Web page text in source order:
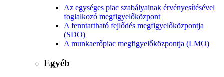
Az egységes piac szabályainak érvényesítésével
foglalkozó megfigyelőközpont
A fenntartható fejlődés megfigyelőközpontja
(SDO)
A munkaerőpiac megfigyelőközpontja (LMO)
Egyéb